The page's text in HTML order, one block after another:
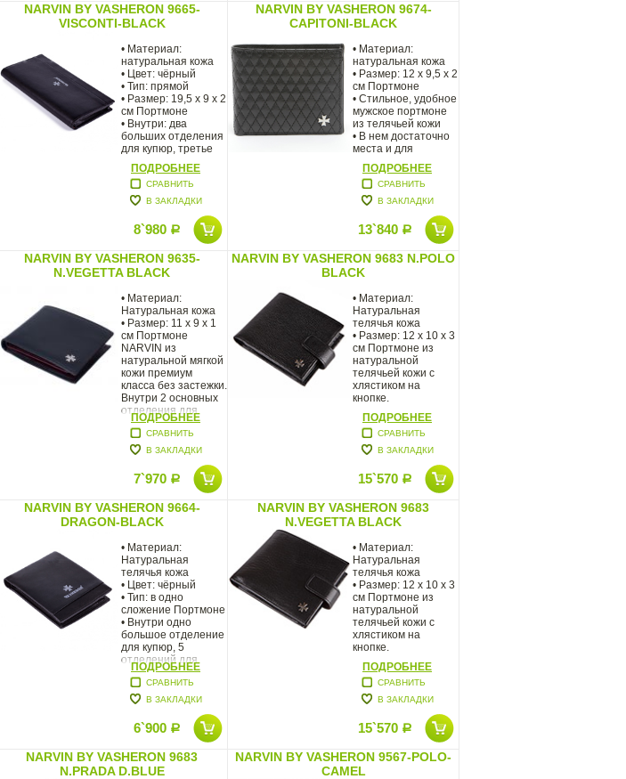
NARVIN BY VASHERON 9665-
VISCONTI-BLACK
• Материал:
натуральная кожа
• Цвет: чёрный
• Тип: прямой
• Размер: 19,5 х 9 х 2
см Портмоне
• Внутри: два
больших отделения
для купюр, третье
ПОДРОБНЕЕ
СРАВНИТЬ
В ЗАКЛАДКИ
8`980 Р
NARVIN BY VASHERON 9674-
CAPITONI-BLACK
• Материал:
натуральная кожа
• Размер: 12 х 9,5 х 2
см Портмоне
• Стильное, удобное
мужское портмоне
из телячьей кожи
• В нем достаточно
места и для
ПОДРОБНЕЕ
СРАВНИТЬ
В ЗАКЛАДКИ
13`840 Р
NARVIN BY VASHERON 9635-
N.VEGETTA BLACK
• Материал:
Натуральная кожа
• Размер: 11 х 9 х 1
см Портмоне
NARVIN из
натуральной мягкой
кожи премиум
класса без застежки.
Внутри 2 основных
отделения для
купюр.
ПОДРОБНЕЕ
СРАВНИТЬ
В ЗАКЛАДКИ
7`970 Р
NARVIN BY VASHERON 9683 N.POLO
BLACK
• Материал:
Натуральная
телячья кожа
• Размер: 12 х 10 х 3
см Портмоне из
натуральной
телячьей кожи с
хлястиком на
кнопке.
ПОДРОБНЕЕ
СРАВНИТЬ
В ЗАКЛАДКИ
15`570 Р
NARVIN BY VASHERON 9664-
DRAGON-BLACK
• Материал:
Натуральная
телячья кожа
• Цвет: чёрный
• Тип: в одно
сложение Портмоне
• Внутри одно
большое отделение
для купюр, 5
отделений для
ПОДРОБНЕЕ
СРАВНИТЬ
В ЗАКЛАДКИ
6`900 Р
NARVIN BY VASHERON 9683
N.VEGETTA BLACK
• Материал:
Натуральная
телячья кожа
• Размер: 12 х 10 х 3
см Портмоне из
натуральной
телячьей кожи с
хлястиком на
кнопке.
ПОДРОБНЕЕ
СРАВНИТЬ
В ЗАКЛАДКИ
15`570 Р
NARVIN BY VASHERON 9683
N.PRADA D.BLUE
NARVIN BY VASHERON 9567-POLO-
CAMEL